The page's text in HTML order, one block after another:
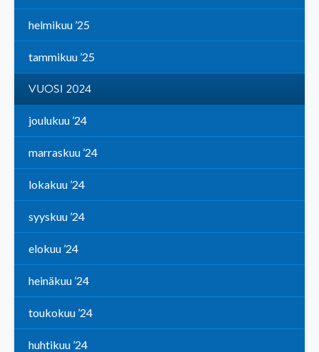
helmikuu ’25
tammikuu ’25
VUOSI 2024
joulukuu ’24
marraskuu ’24
lokakuu ’24
syyskuu ’24
elokuu ’24
heinäkuu ’24
toukokuu ’24
huhtikuu ’24